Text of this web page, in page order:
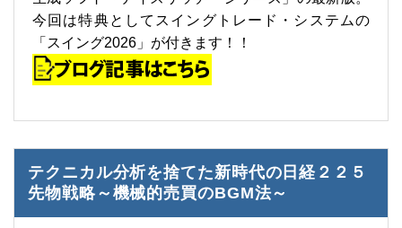
今回は特典としてスイングトレード・システムの
「スイング2026」が付きます！！
テクニカル分析を捨てた新時代の日経２２５
先物戦略～機械的売買のBGM法～